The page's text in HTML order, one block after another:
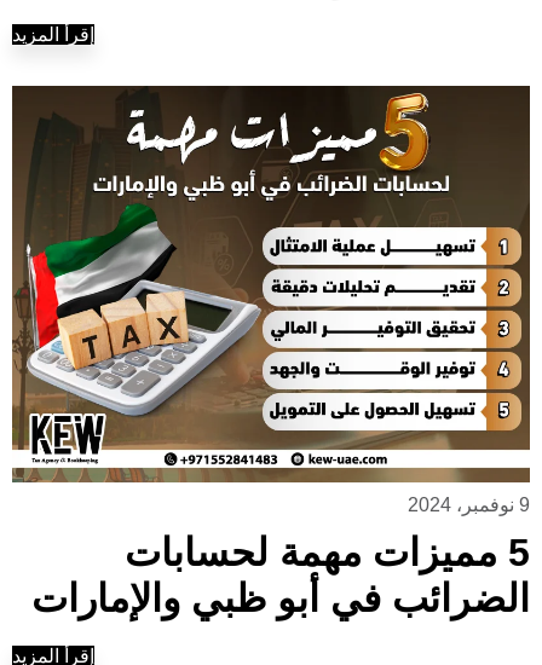
إقرأ المزيد
9 نوفمبر، 2024
5 مميزات مهمة لحسابات
الضرائب في أبو ظبي والإمارات
إقرأ المزيد